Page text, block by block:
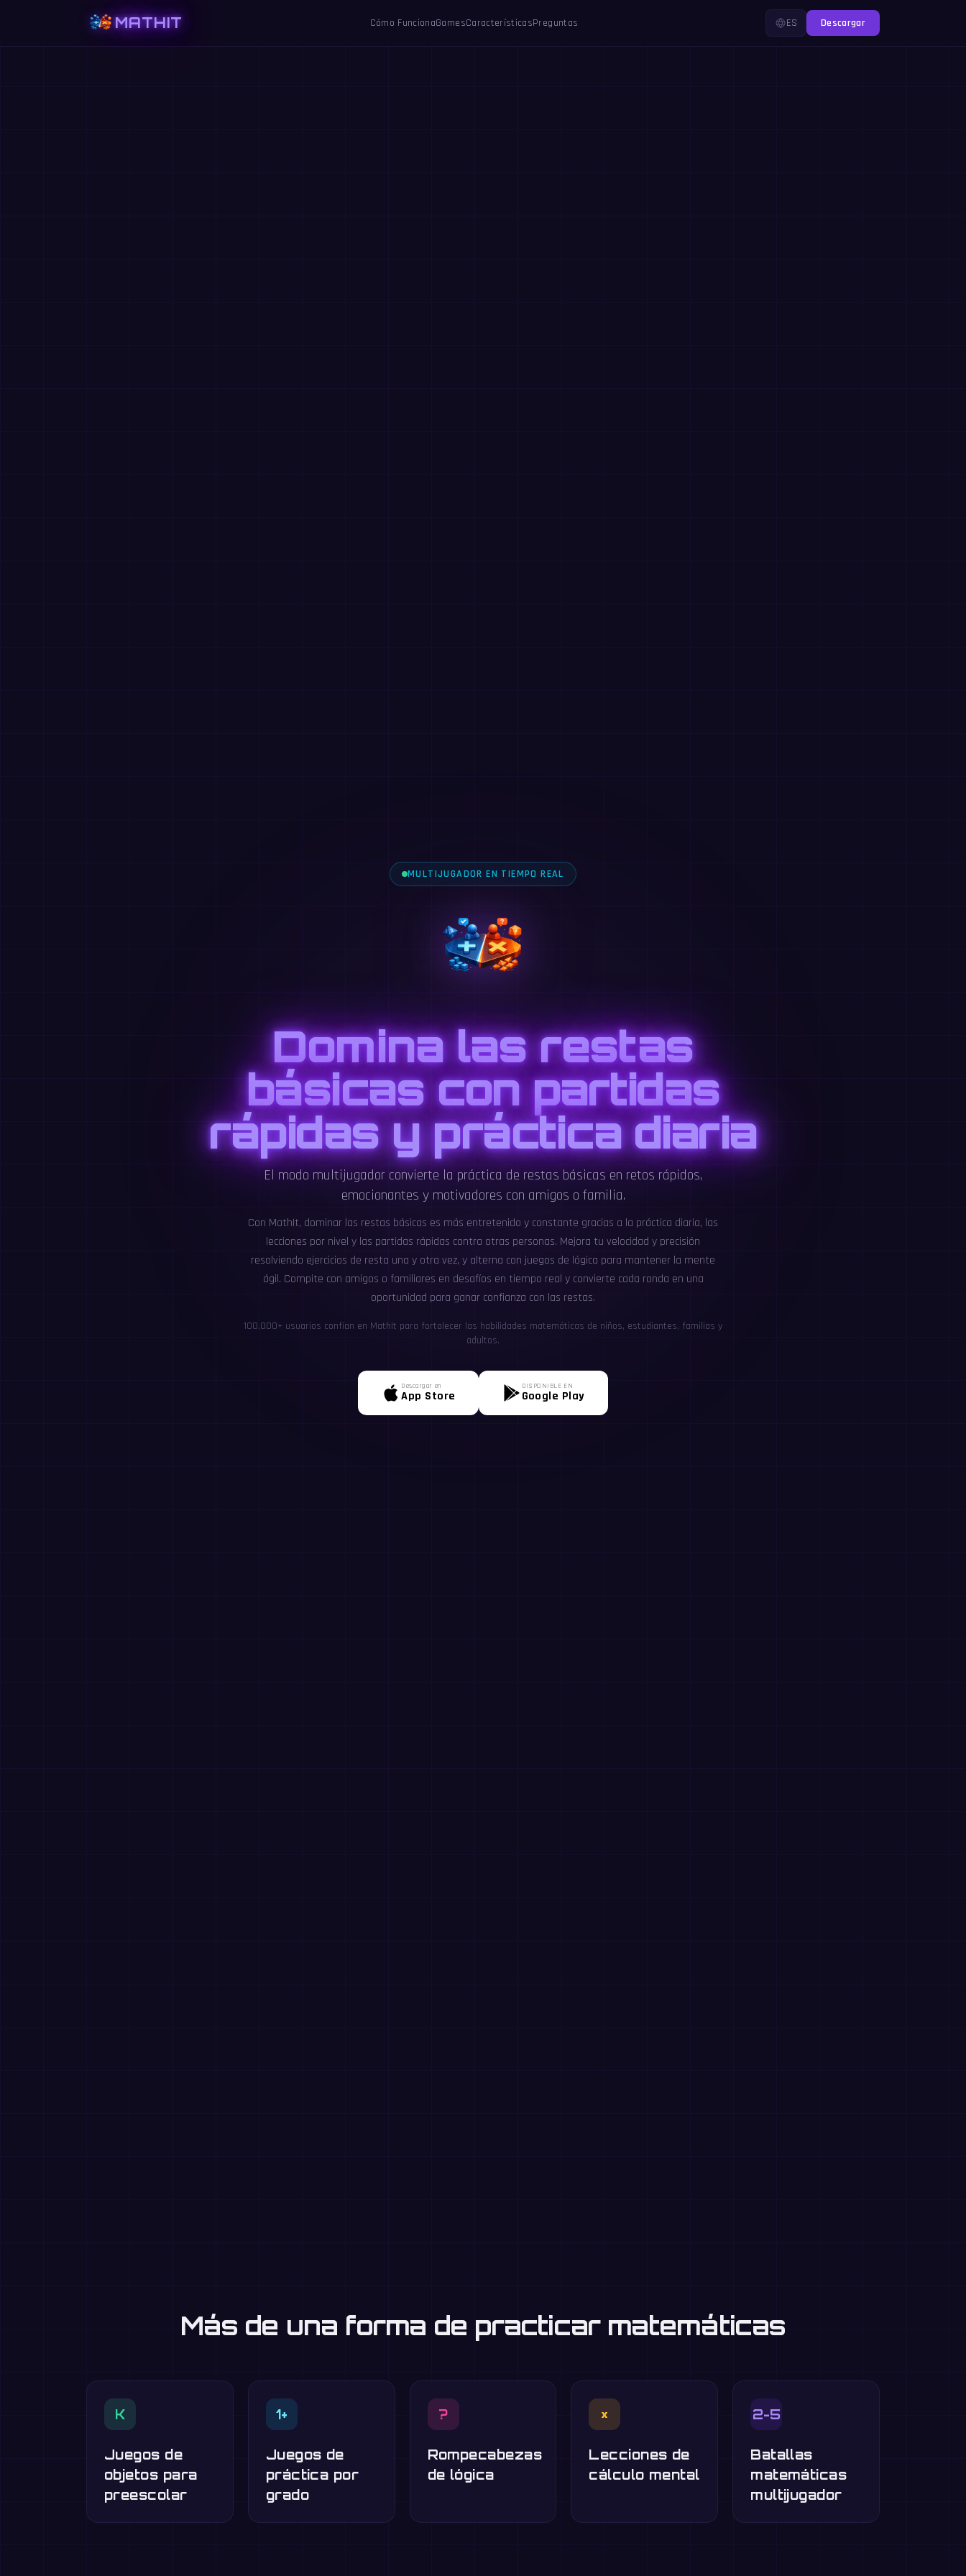
MATHIT Cómo FuncionaGamesCaracterísticasPreguntas ES Descargar
MULTIJUGADOR EN TIEMPO REAL
Domina las restas
básicas con partidas
rápidas y práctica diaria
El modo multijugador convierte la práctica de restas básicas en retos rápidos,
emocionantes y motivadores con amigos o familia.
Con MathIt, dominar las restas básicas es más entretenido y constante gracias a la práctica diaria, las
lecciones por nivel y las partidas rápidas contra otras personas. Mejora tu velocidad y precisión
resolviendo ejercicios de resta una y otra vez, y alterna con juegos de lógica para mantener la mente
ágil. Compite con amigos o familiares en desafíos en tiempo real y convierte cada ronda en una
oportunidad para ganar confianza con las restas.
100,000+ usuarios confían en MathIt para fortalecer las habilidades matemáticas de niños, estudiantes, familias y
adultos.
Descargar en
App Store
DISPONIBLE EN
Google Play
Más de una forma de practicar matemáticas
K
Juegos de
objetos para
preescolar
1+
Juegos de
práctica por
grado
?
Rompecabezas
de lógica
×
Lecciones de
cálculo mental
2-5
Batallas
matemáticas
multijugador